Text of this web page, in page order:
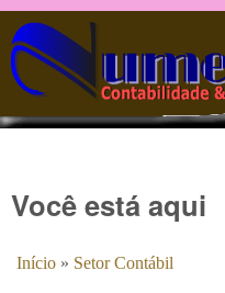
Pular para
Você está aqui
Início » Setor Contábil